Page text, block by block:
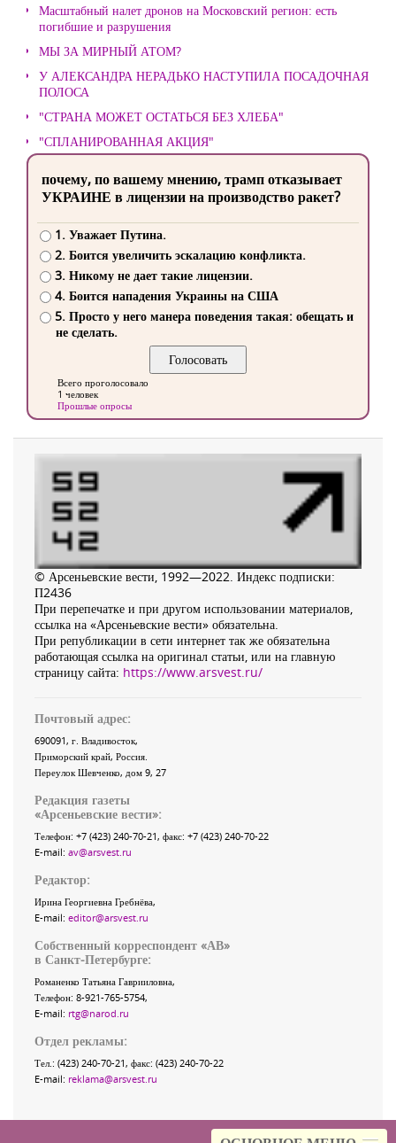
Масштабный налет дронов на Московский регион: есть
погибшие и разрушения
МЫ ЗА МИРНЫЙ АТОМ?
У АЛЕКСАНДРА НЕРАДЬКО НАСТУПИЛА ПОСАДОЧНАЯ
ПОЛОСА
"СТРАНА МОЖЕТ ОСТАТЬСЯ БЕЗ ХЛЕБА"
"СПЛАНИРОВАННАЯ АКЦИЯ"
почему, по вашему мнению, трамп отказывает
УКРАИНЕ в лицензии на производство ракет?
1. Уважает Путина.
2. Боится увеличить эскалацию конфликта.
3. Никому не дает такие лицензии.
4. Боится нападения Украины на США
5. Просто у него манера поведения такая: обещать и
не сделать.
Всего проголосовало
1 человек
Прошлые опросы
© Арсеньевские вести, 1992—2022. Индекс подписки:
П2436
При перепечатке и при другом использовании материалов,
ссылка на «Арсеньевские вести» обязательна.
При републикации в сети интернет так же обязательна
работающая ссылка на оригинал статьи, или на главную
страницу сайта: https://www.arsvest.ru/
Почтовый адрес:
690091, г. Владивосток,
Приморский край, Россия.
Переулок Шевченко, дом 9, 27
Редакция газеты
«Арсеньевские вести»:
Телефон: +7 (423) 240-70-21, факс: +7 (423) 240-70-22
E-mail: av@arsvest.ru
Редактор:
Ирина Георгиевна Гребнёва,
E-mail: editor@arsvest.ru
Собственный корреспондент «АВ»
в Санкт-Петербурге:
Романенко Татьяна Гаврииловна,
Телефон: 8-921-765-5754,
E-mail: rtg@narod.ru
Отдел рекламы:
Тел.: (423) 240-70-21, факс: (423) 240-70-22
E-mail: reklama@arsvest.ru